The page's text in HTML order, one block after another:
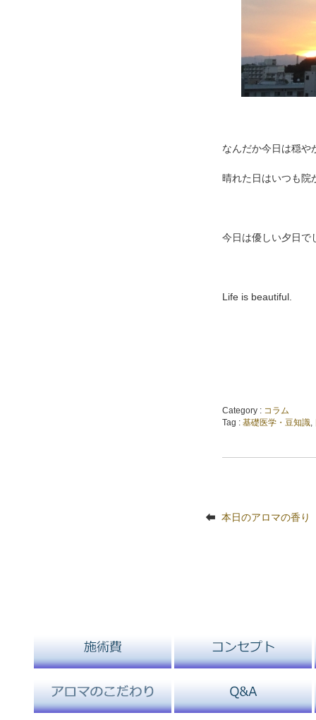
なんだか今日は穏
晴れた日はいつも院
今日は優しい夕日で
Life is beautiful.
Category : コラム
Tag : 基礎医学・豆知識,
本日のアロマの香り